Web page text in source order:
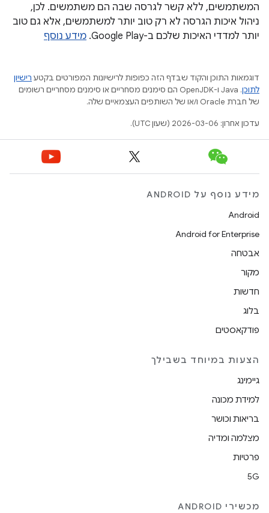
המשתמשים, ללא קשר לגרסה שבה הם משתמשים. לכן,
ניהול איכות הגרסה לא רק טוב יותר למשתמשים, אלא גם טוב
יותר למדדי האיכות שלכם ב-Google Play.
מידע נוסף
דוגמאות התוכן והקוד שבדף הזה כפופות לרישיונות המפורטים בקטע רישיון
לתוכן
.‏ Java ו-OpenJDK הם סימנים מסחריים או סימנים מסחריים רשומים
של חברת Oracle ו/או של השותפים העצמאיים שלה.
עדכון אחרון: 2026-03-06 (שעון UTC).
מידע נוסף על ANDROID
Android
Android for Enterprise
אבטחה
מקור
חדשות
בלוג
פודקאסטים
הצעות במיוחד בשבילך
גיימינג
למידת מכונה
בריאות וכושר
מצלמה ומדיה
פרטיות
5G
מכשירי ANDROID